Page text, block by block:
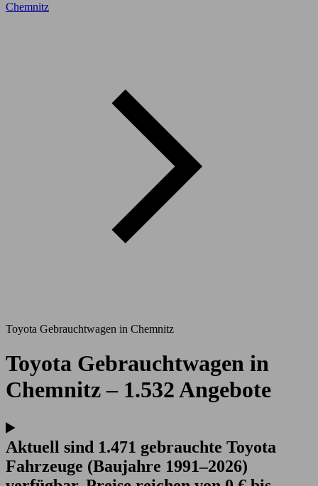
Chemnitz
Toyota Gebrauchtwagen in Chemnitz
Toyota Gebrauchtwagen in
Chemnitz – 1.532 Angebote
Aktuell sind 1.471 gebrauchte Toyota
Fahrzeuge (Baujahre 1991–2026)